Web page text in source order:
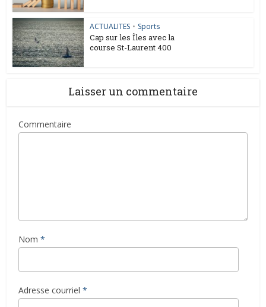
ACTUALITES • Sports
Cap sur les Îles avec la
course St-Laurent 400
Laisser un commentaire
Commentaire
Nom *
Adresse courriel *